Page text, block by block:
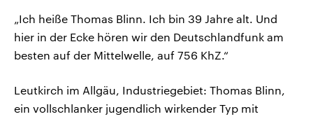
„Ich heiße Thomas Blinn. Ich bin 39 Jahre alt. Und
hier in der Ecke hören wir den Deutschlandfunk am
besten auf der Mittelwelle, auf 756 KhZ.“
Leutkirch im Allgäu, Industriegebiet: Thomas Blinn,
ein vollschlanker jugendlich wirkender Typ mit